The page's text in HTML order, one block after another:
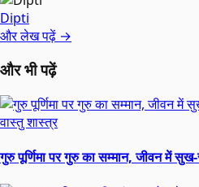
Dipti
और लेख पढ़ें →
और भी पढ़ें
वास्तु शास्त्र
गुरु पूर्णिमा पर गुरु का सम्मान, जीवन में